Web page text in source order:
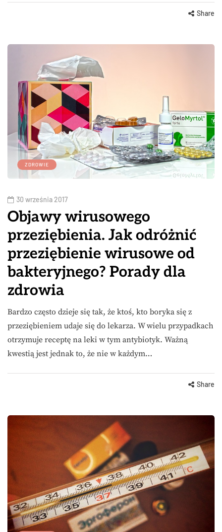
Share
ZDROWIE
30 września 2017
Objawy wirusowego
przeziębienia. Jak odróżnić
przeziębienie wirusowe od
bakteryjnego? Porady dla
zdrowia
Bardzo często dzieje się tak, że ktoś, kto boryka się z
przeziębieniem udaje się do lekarza. W wielu przypadkach
otrzymuje receptę na leki w tym antybiotyk. Ważną
kwestią jest jednak to, że nie w każdym…
Share